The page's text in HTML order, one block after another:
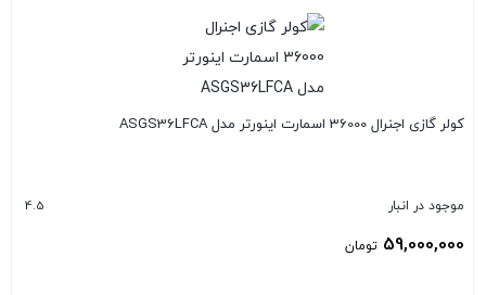
کولر گازی اجنرال 36000 اسمارت اینورتر مدل ASGS36LFCA
موجود در انبار 4.5
59,000,000 تومان